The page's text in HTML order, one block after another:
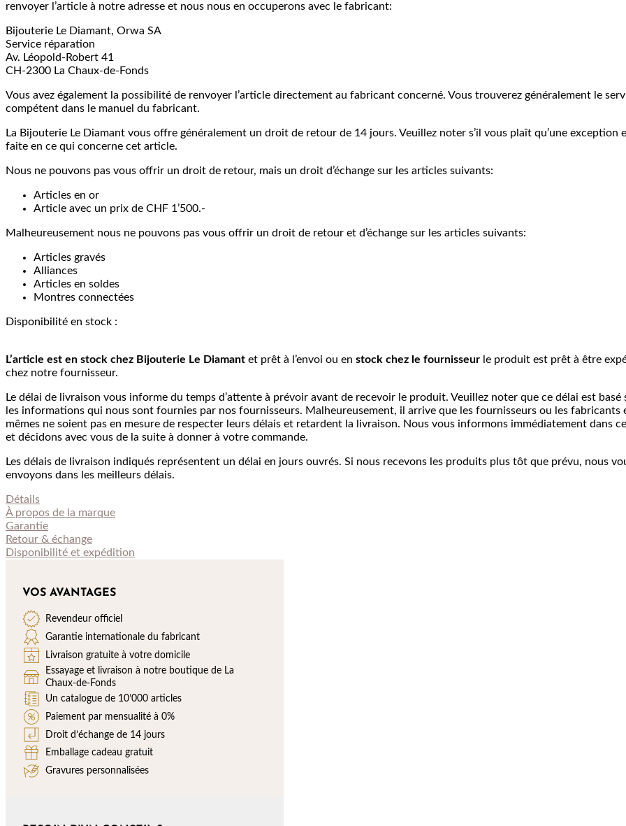
renvoyer l’article à notre adresse et nous nous en occuperons avec le fabricant:
Bijouterie Le Diamant, Orwa SA
Service réparation
Av. Léopold-Robert 41
CH-2300 La Chaux-de-Fonds
Vous avez également la possibilité de renvoyer l’article directement au fabricant concerné. Vous trouverez généralement le
compétent dans le manuel du fabricant.
La Bijouterie Le Diamant vous offre généralement un droit de retour de 14 jours. Veuillez noter s’il vous plaît qu’une exception
faite en ce qui concerne cet article.
Nous ne pouvons pas vous offrir un droit de retour, mais un droit d’échange sur les articles suivants:
Articles en or
Article avec un prix de CHF 1’500.-
Malheureusement nous ne pouvons pas vous offrir un droit de retour et d’échange sur les articles suivants:
Articles gravés
Alliances
Articles en soldes
Montres connectées
Disponibilité en stock :
L’article est en stock chez Bijouterie Le Diamant et prêt à l’envoi ou en stock chez le fournisseur le produit est prêt à être
chez notre fournisseur.
Le délai de livraison vous informe du temps d’attente à prévoir avant de recevoir le produit. Veuillez noter que ce délai est basé
les informations qui nous sont fournies par nos fournisseurs. Malheureusement, il arrive que les fournisseurs ou les fabricants
mêmes ne soient pas en mesure de respecter leurs délais et retardent la livraison. Nous vous informons immédiatement dans
et décidons avec vous de la suite à donner à votre commande.
Les délais de livraison indiqués représentent un délai en jours ouvrés. Si nous recevons les produits plus tôt que prévu, nous
envoyons dans les meilleurs délais.
Détails
À propos de la marque
Garantie
Retour & échange
Disponibilité et expédition
VOS AVANTAGES
Revendeur officiel
Garantie internationale du fabricant
Livraison gratuite à votre domicile
Essayage et livraison à notre boutique de La
Chaux-de-Fonds
Un catalogue de 10’000 articles
Paiement par mensualité à 0%
Droit d’échange de 14 jours
Emballage cadeau gratuit
Gravures personnalisées